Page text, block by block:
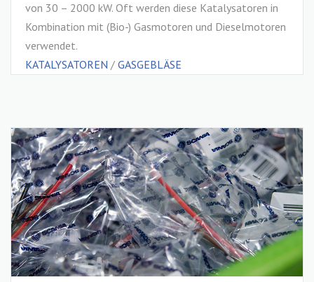
von 30 – 2000 kW. Oft werden diese Katalysatoren in
Kombination mit (Bio-) Gasmotoren und Dieselmotoren
verwendet.
KATALYSATOREN / GASGEBLÄSE